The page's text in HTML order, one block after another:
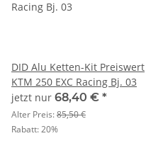
DID Alu Ketten-Kit Preiswert
KTM 250 EXC Racing Bj. 03
jetzt nur 68,40 € *
Alter Preis:85,50 €
Rabatt:20%